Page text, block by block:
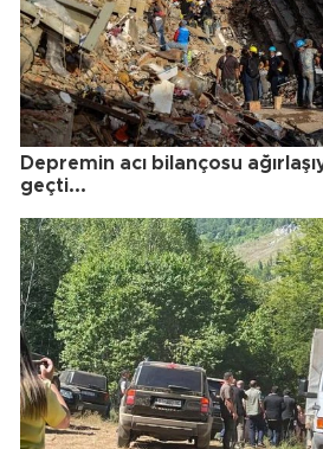
Depremin acı bilançosu
geçti...